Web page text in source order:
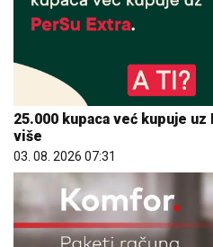
25.000 kupaca već kupuje
više
03. 08. 2026 07:31